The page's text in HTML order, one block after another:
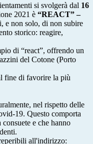
si svolgerà dal 16
2021 è “REACT” –
e non solo, di non subire
storico: reagire,
di “react”, offrendo un
del Cotone (Porto
fine di favorire la più
nel rispetto delle
19. Questo comporta
e che hanno
all'indirizzo: